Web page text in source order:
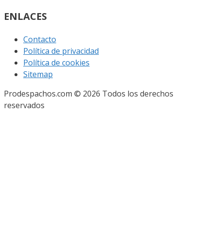
ENLACES
Contacto
Política de privacidad
Política de cookies
Sitemap
Prodespachos.com © 2026 Todos los derechos
reservados